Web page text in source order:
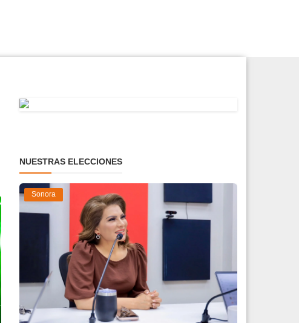
NUESTRAS ELECCIONES
Sonora
Lorenia Valles destaca construcción del